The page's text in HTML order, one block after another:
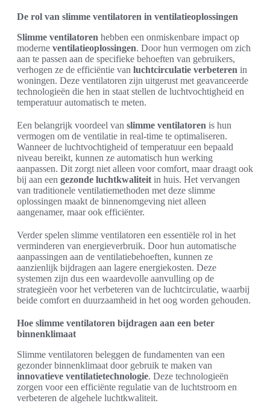
De rol van slimme ventilatoren in ventilatieoplossingen
Slimme ventilatoren hebben een onmiskenbare impact op
moderne ventilatieoplossingen. Door hun vermogen om zich
aan te passen aan de specifieke behoeften van gebruikers,
verhogen ze de efficiëntie van luchtcirculatie verbeteren in
woningen. Deze ventilatoren zijn uitgerust met geavanceerde
technologieën die hen in staat stellen de luchtvochtigheid en
temperatuur automatisch te meten.
Een belangrijk voordeel van slimme ventilatoren is hun
vermogen om de ventilatie in real-time te optimaliseren.
Wanneer de luchtvochtigheid of temperatuur een bepaald
niveau bereikt, kunnen ze automatisch hun werking
aanpassen. Dit zorgt niet alleen voor comfort, maar draagt ook
bij aan een gezonde luchtkwaliteit in huis. Het vervangen
van traditionele ventilatiemethoden met deze slimme
oplossingen maakt de binnenomgeving niet alleen
aangenamer, maar ook efficiënter.
Verder spelen slimme ventilatoren een essentiële rol in het
verminderen van energieverbruik. Door hun automatische
aanpassingen aan de ventilatiebehoeften, kunnen ze
aanzienlijk bijdragen aan lagere energiekosten. Deze
systemen zijn dus een waardevolle aanvulling op de
strategieën voor het verbeteren van de luchtcirculatie, waarbij
beide comfort en duurzaamheid in het oog worden gehouden.
Hoe slimme ventilatoren bijdragen aan een beter
binnenklimaat
Slimme ventilatoren beleggen de fundamenten van een
gezonder binnenklimaat door gebruik te maken van
innovatieve ventilatietechnologie. Deze technologieën
zorgen voor een efficiënte regulatie van de luchtstroom en
verbeteren de algehele luchtkwaliteit.